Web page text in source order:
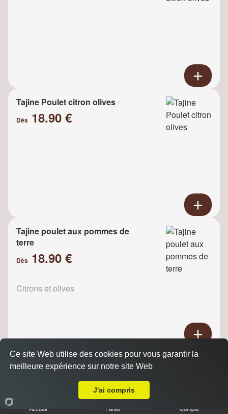
Tajine Poulet citron olives
Dès 18.90 €
Tajine poulet aux pommes de
terre
Dès 18.90 €
Citrons et olives
Tajine Poulet raisins
18.90 €
Accueil Panier Compte
Ce site Web utilise des cookies pour vous garantir la
meilleure expérience sur notre site Web
J'ai compris